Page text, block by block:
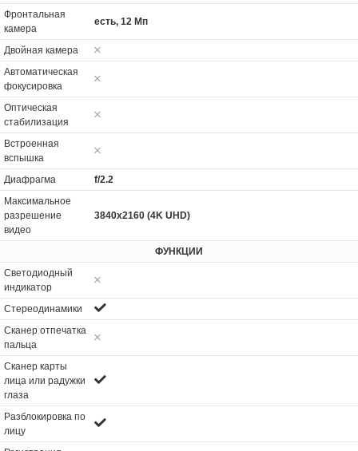
Фронтальная
камера
есть, 12 Мп
Двойная камера
Автоматическая
фокусировка
Оптическая
стабилизация
Встроенная
вспышка
Диафрагма
f/2.2
Максимальное
разрешение
видео
3840x2160 (4K UHD)
ФУНКЦИИ
Светодиодный
индикатор
Стереодинамики
Сканер отпечатка
пальца
Сканер карты
лица или радужки
глаза
Разблокировка по
лицу